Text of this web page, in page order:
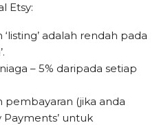
Etsy:
‘listing’ adalah rendah pada
– 5% daripada setiap
pembayaran (jika anda
Payments’ untuk